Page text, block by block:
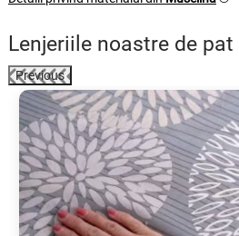
Lenjeriile noastre de pat
Previous